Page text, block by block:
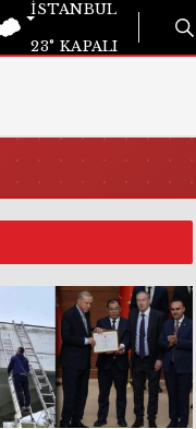
İSTANBUL
23° KAPALI